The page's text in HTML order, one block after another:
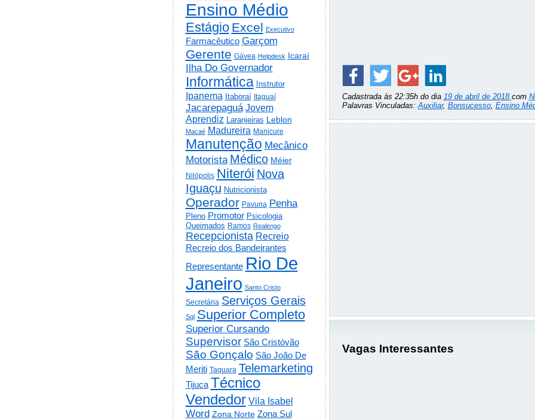
Cadastrada às 22:35h do dia 19 de abril de 2018 com
Palavras Vinculadas:Auxiliar, Bonsucesso, Ensino
Vagas Interessantes
Ensino Médio
Estágio Excel Executivo
Farmacêutico Garçom
Gerente Gávea Helpdesk Icaraí
Ilha Do Governador
Informática Instrutor
Ipanema Itaboraí Itaguaí
Jacarepaguá Jovem
Aprendiz
Laranjeiras Leblon
Macaé Madureira Manicure
Manutenção Mecânico
Motorista Médico Méier
Nilópolis Niterói Nova
Iguaçu Nutricionista
Operador Pavuna Penha
Pleno Promotor Psicologia
Queimados Ramos Realengo
Recepcionista Recreio
Recreio dos Bandeirantes
Representante Rio De
Janeiro Santo Cristo
Secretária Serviços Gerais
Sql Superior Completo
Superior Cursando
Supervisor São Cristóvão
São Gonçalo São João De
Meriti Taquara Telemarketing
Tijuca Técnico
Vendedor Vila Isabel
Word Zona Norte Zona Sul